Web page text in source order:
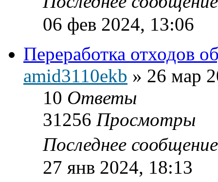
06 фев 2024, 13:06
Переработка отходов
amid3110ekb » 26 мар
10 Ответы
31256 Просмотры
Последнее
27 янв 2024, 18:13